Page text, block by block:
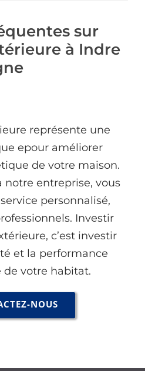
sur
à Indre
représente une
epour améliorer
de votre maison.
notre entreprise, vous
personnalisé,
Investir
c’est investir
et la performance
votre habitat.
NOUS